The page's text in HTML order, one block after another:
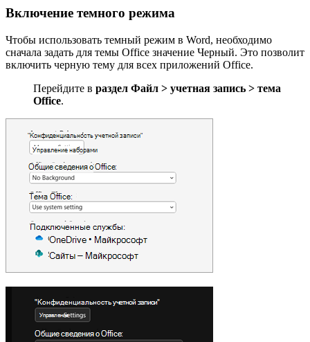
Включение темного режима
Чтобы использовать темный режим в Word, необходимо
сначала задать для темы Office значение Черный. Это позволит
включить черную тему для всех приложений Office.
Перейдите в раздел Файл > учетная запись > тема
Office.